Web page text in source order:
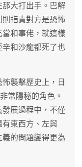
大打出手。巴解
指責對方是恐怖
和事佬，就這樣
和沙龍都死了也
襲擊歷史上，日
常隱秘的角色。
展過程中，不僅
東西方、左與
的問題變得更為